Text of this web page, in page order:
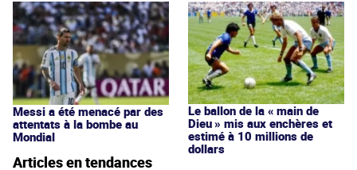
Messi a été menacé par des
attentats à la bombe au
Mondial
Le ballon de la « main de
Dieu » mis aux enchères et
estimé à 10 millions de
dollars
Articles en tendances